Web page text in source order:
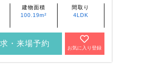
建物面積
100.19m²
間取り
4LDK
・来場予約
お気に入り登録